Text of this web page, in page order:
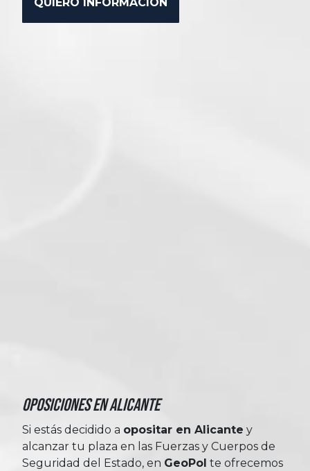
Oposiciones en Alicante
Si estás decidido a opositar en Alicante y
alcanzar tu plaza en las Fuerzas y Cuerpos de
Seguridad del Estado, en GeoPol te ofrecemos